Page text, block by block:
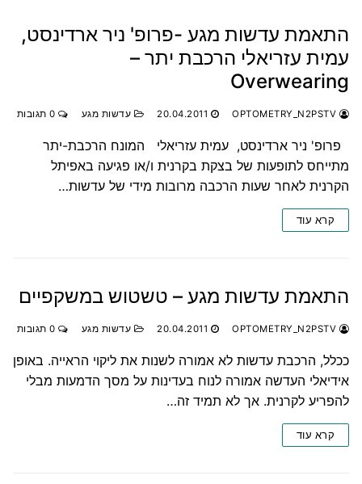
התאמת עדשות מגע -פרופ' ניר ארדינסט,
עמית עזריאלי הרכבת יתר –
Overwearing
20.04.2011 עדשות מגע
פרופ' ניר ארדינסט, עמית עזריאלי המונח הרכבת-יתר
מתייחס לתופעות של בצקת בקרנית ו/או פגיעה באפיתל
הקרנית לאחר שעות הרכבה מרובות מידי של עדשות…
קרא עוד
התאמת עדשות מגע – טשטוש במשקפיים
20.04.2011 עדשות מגע
ככלל, הרכבת עדשות לא אמורה לשנות את ליקוי הראייה. באופן
אידיאלי העדשה אמורה לנוח בעדינות על מסך הדמעות מבלי
להפריע לקרנית. אך לא תמיד זה…
קרא עוד